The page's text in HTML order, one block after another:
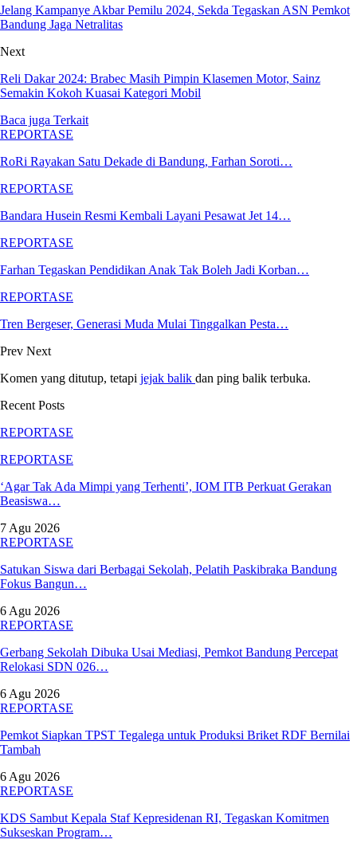
Jelang Kampanye Akbar Pemilu 2024, Sekda Tegaskan ASN Pemkot
Bandung Jaga Netralitas
Next
Reli Dakar 2024: Brabec Masih Pimpin Klasemen Motor, Sainz
Semakin Kokoh Kuasai Kategori Mobil
Baca juga Terkait
REPORTASE
RoRi Rayakan Satu Dekade di Bandung, Farhan Soroti…
REPORTASE
Bandara Husein Resmi Kembali Layani Pesawat Jet 14…
REPORTASE
Farhan Tegaskan Pendidikan Anak Tak Boleh Jadi Korban…
REPORTASE
Tren Bergeser, Generasi Muda Mulai Tinggalkan Pesta…
Prev Next
Komen yang ditutup, tetapi jejak balik dan ping balik terbuka.
Recent Posts
REPORTASE
REPORTASE
‘Agar Tak Ada Mimpi yang Terhenti’, IOM ITB Perkuat Gerakan
Beasiswa…
7 Agu 2026
REPORTASE
Satukan Siswa dari Berbagai Sekolah, Pelatih Paskibraka Bandung
Fokus Bangun…
6 Agu 2026
REPORTASE
Gerbang Sekolah Dibuka Usai Mediasi, Pemkot Bandung Percepat
Relokasi SDN 026…
6 Agu 2026
REPORTASE
Pemkot Siapkan TPST Tegalega untuk Produksi Briket RDF Bernilai
Tambah
6 Agu 2026
REPORTASE
KDS Sambut Kepala Staf Kepresidenan RI, Tegaskan Komitmen
Sukseskan Program…